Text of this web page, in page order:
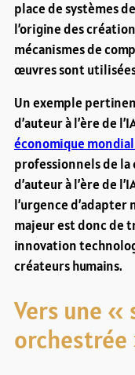
place de systèmes
l’origine des
mécanismes de
œuvres sont
Un exemple
d’auteur à l’ère de
économique
professionnels de
d’auteur à l’ère de
l’urgence d’adapter
majeur est donc de
innovation
créateurs humains.
Vers une
orchestrée